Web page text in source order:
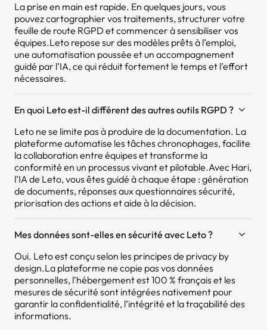
La prise en main est rapide. En quelques jours, vous
pouvez cartographier vos traitements, structurer votre
feuille de route RGPD et commencer à sensibiliser vos
équipes.Leto repose sur des modèles prêts à l’emploi,
une automatisation poussée et un accompagnement
guidé par l’IA, ce qui réduit fortement le temps et l’effort
nécessaires.
En quoi Leto est-il différent des autres outils RGPD ?
Leto ne se limite pas à produire de la documentation. La
plateforme automatise les tâches chronophages, facilite
la collaboration entre équipes et transforme la
conformité en un processus vivant et pilotable.Avec Hari,
l’IA de Leto, vous êtes guidé à chaque étape : génération
de documents, réponses aux questionnaires sécurité,
priorisation des actions et aide à la décision.
Mes données sont-elles en sécurité avec Leto ?
Oui. Leto est conçu selon les principes de privacy by
design.La plateforme ne copie pas vos données
personnelles, l’hébergement est 100 % français et les
mesures de sécurité sont intégrées nativement pour
garantir la confidentialité, l’intégrité et la traçabilité des
informations.